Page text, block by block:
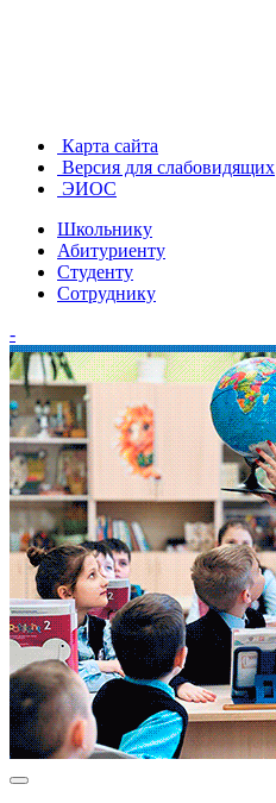
Карта сайта
Версия для слабовидящих
ЭИОС
Школьнику
Абитуриенту
Студенту
Сотруднику
-